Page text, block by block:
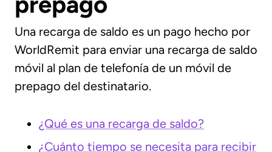
Una recarga de saldo es un pago hecho por
WorldRemit para enviar una recarga de saldo
móvil al plan de telefonía de un móvil de
prepago del destinatario.
¿Qué es una recarga de saldo?
¿Cuánto tiempo se necesita para recibir